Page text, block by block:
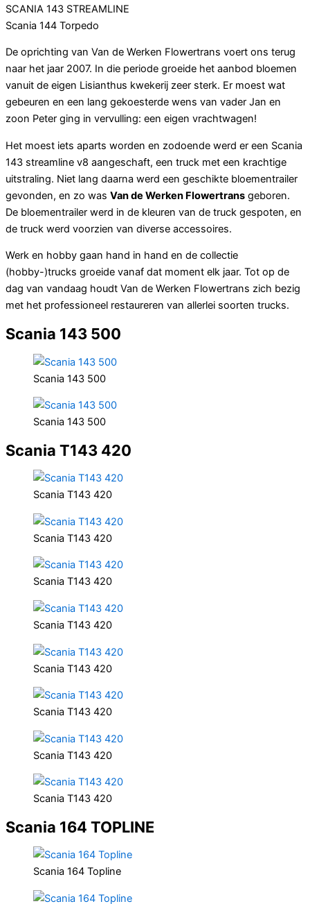
SCANIA 143 STREAMLINE
Scania 144 Torpedo
De oprichting van Van de Werken Flowertrans voert ons terug
naar het jaar 2007. In die periode groeide het aanbod bloemen
vanuit de eigen Lisianthus kwekerij zeer sterk. Er moest wat
gebeuren en een lang gekoesterde wens van vader Jan en
zoon Peter ging in vervulling: een eigen vrachtwagen!
Het moest iets aparts worden en zodoende werd er een Scania
143 streamline v8 aangeschaft, een truck met een krachtige
uitstraling. Niet lang daarna werd een geschikte bloementrailer
gevonden, en zo was Van de Werken Flowertrans geboren.
De bloementrailer werd in de kleuren van de truck gespoten, en
de truck werd voorzien van diverse accessoires.
Werk en hobby gaan hand in hand en de collectie
(hobby-)trucks groeide vanaf dat moment elk jaar. Tot op de
dag van vandaag houdt Van de Werken Flowertrans zich bezig
met het professioneel restaureren van allerlei soorten trucks.
Scania 143 500
Scania 143 500
Scania 143 500
Scania T143 420
Scania T143 420
Scania T143 420
Scania T143 420
Scania T143 420
Scania T143 420
Scania T143 420
Scania T143 420
Scania T143 420
Scania 164 TOPLINE
Scania 164 Topline